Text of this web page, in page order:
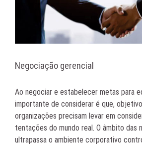
Negociação gerencial
Ao negociar e estabelecer metas para
importante de considerar é que,
organizações precisam levar em
tentações do mundo real. O âmbito das
ultrapassa o ambiente corporativo